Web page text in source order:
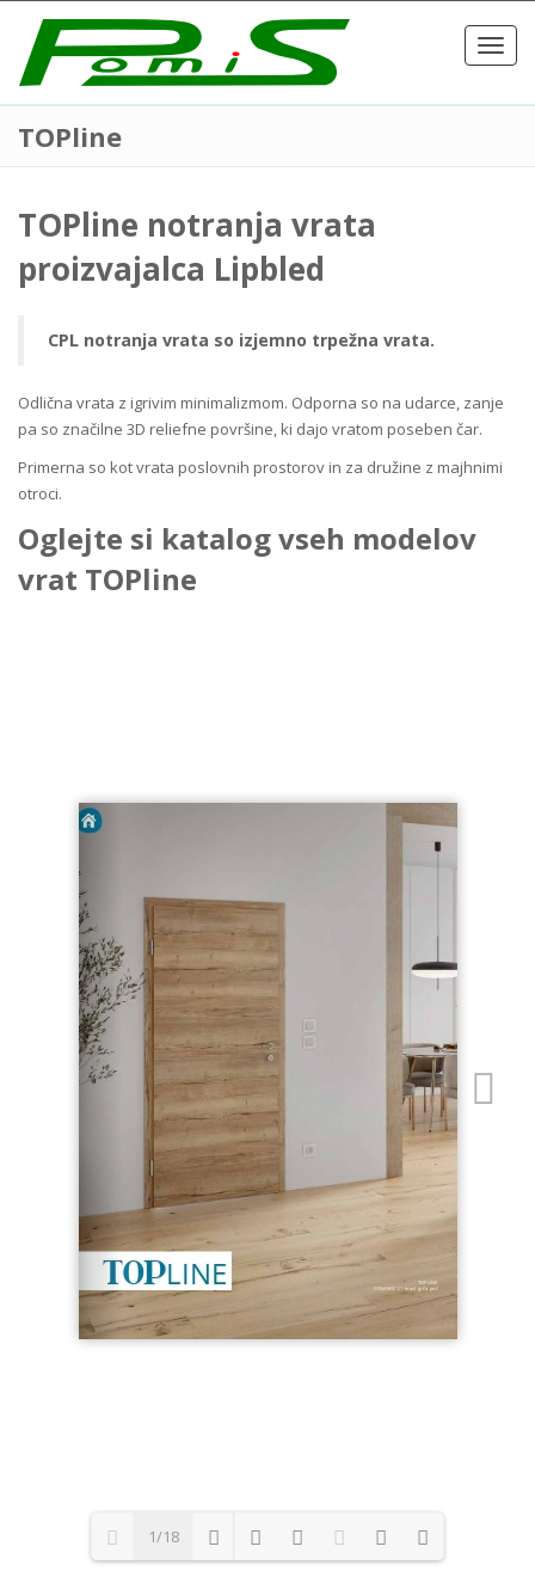
TOPline
TOPline notranja vrata
proizvajalca Lipbled
CPL notranja vrata so izjemno trpežna vrata.
Odlična vrata z igrivim minimalizmom. Odporna so na udarce, zanje
pa so značilne 3D reliefne površine, ki dajo vratom poseben čar.
Primerna so kot vrata poslovnih prostorov in za družine z majhnimi
otroci.
Oglejte si katalog vseh modelov
vrat TOPline
1/18